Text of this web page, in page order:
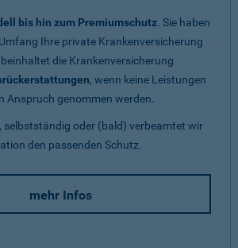
bis hin zum Premiumschutz. Sie haben
Ihre private Krankenversicherung
die Krankenversicherung
, wenn keine Leistungen
Anspruch genommen werden.
selbstständig oder (bald) verbeamtet wir
den passenden Schutz.
mehr Infos